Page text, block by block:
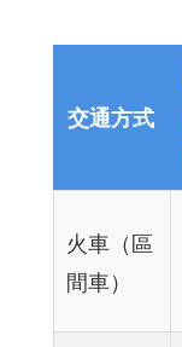
交通方式
火車（區
間車）